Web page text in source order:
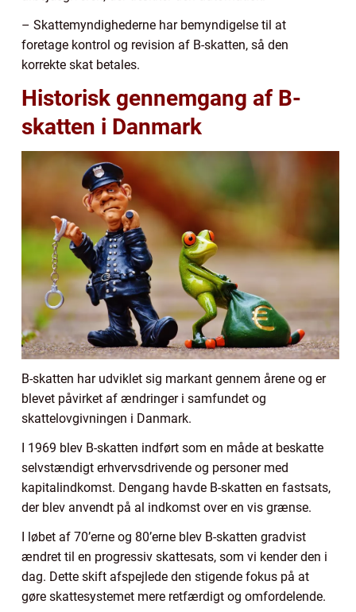
– Skattemyndighederne har bemyndigelse til at
foretage kontrol og revision af B-skatten, så den
korrekte skat betales.
Historisk gennemgang af B-
skatten i Danmark
B-skatten har udviklet sig markant gennem årene og er
blevet påvirket af ændringer i samfundet og
skattelovgivningen i Danmark.
I 1969 blev B-skatten indført som en måde at beskatte
selvstændigt erhvervsdrivende og personer med
kapitalindkomst. Dengang havde B-skatten en fastsats,
der blev anvendt på al indkomst over en vis grænse.
I løbet af 70’erne og 80’erne blev B-skatten gradvist
ændret til en progressiv skattesats, som vi kender den i
dag. Dette skift afspejlede den stigende fokus på at
gøre skattesystemet mere retfærdigt og omfordelende.